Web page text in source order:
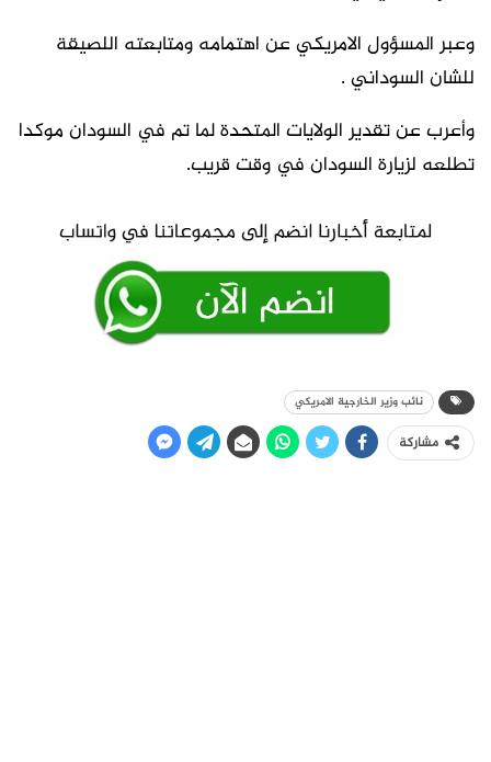
وعبر المسؤول الامريكي عن اهتمامه ومتابعته اللصيقة
للشان السوداني .
وأعرب عن تقدير الولايات المتحدة لما تم في السودان موكدا
تطلعه لزيارة السودان في وقت قريب.
نائب وزير الخارجية الامريكي
مشاركة